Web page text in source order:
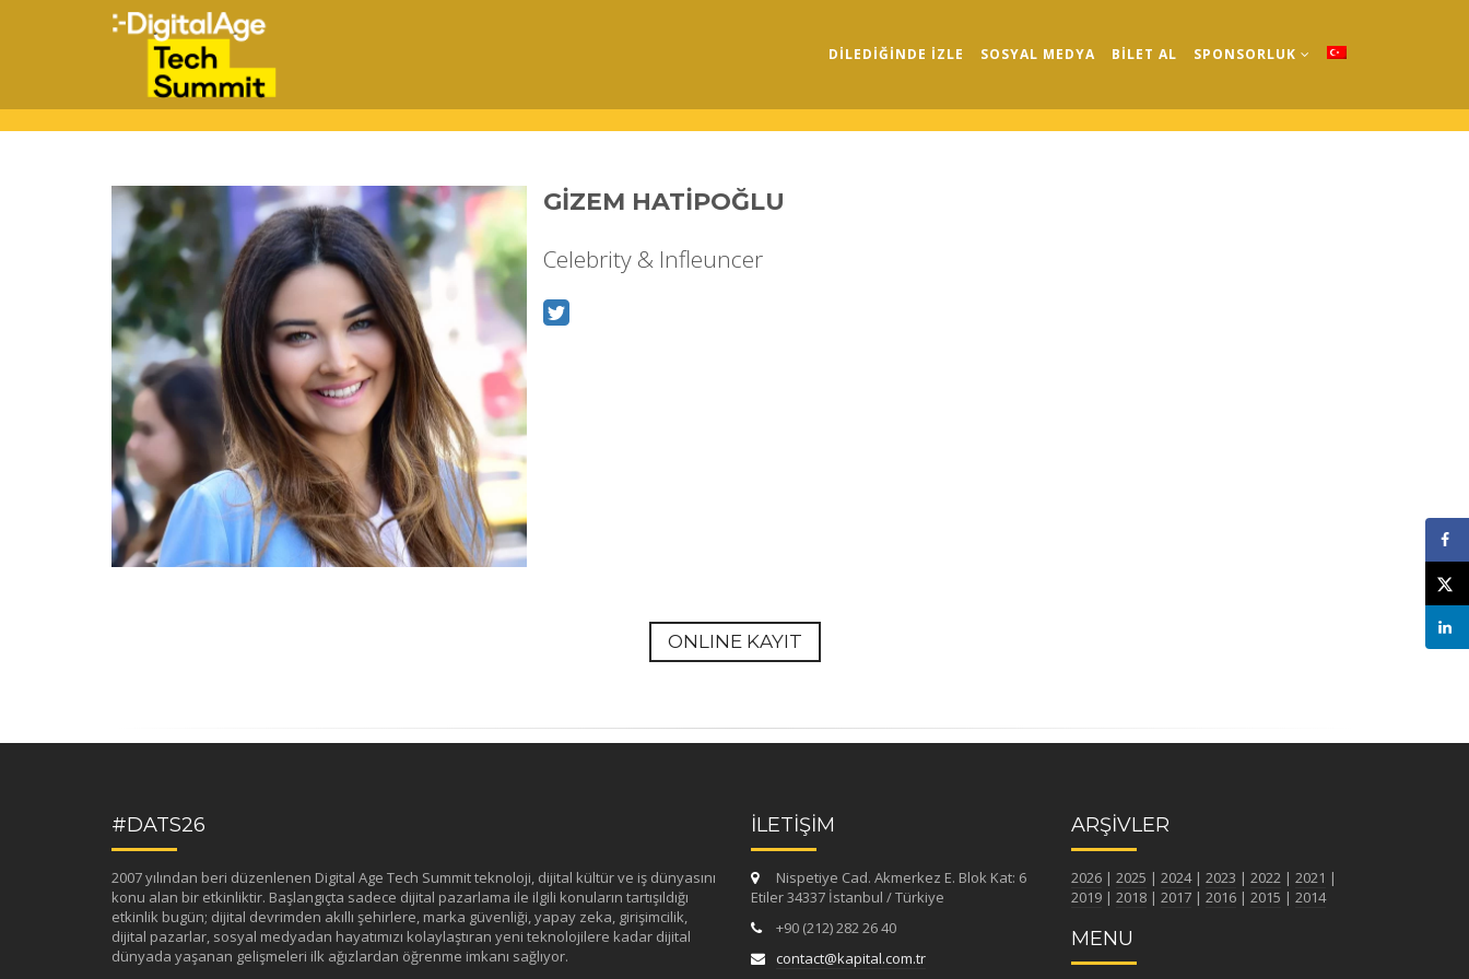
DILEDIĞINDE İZLE SOSYAL MEDYA BİLET AL SPONSORLUK
GİZEM HATİPOĞLU
Celebrity & Infleuncer
ONLINE KAYIT
#DATS26
2007 yılından beri düzenlenen Digital Age Tech Summit teknoloji, dijital kültür ve iş dünyasını
konu alan bir etkinliktir. Başlangıçta sadece dijital pazarlama ile ilgili konuların tartışıldığı
etkinlik bugün; dijital devrimden akıllı şehirlere, marka güvenliği, yapay zeka, girişimcilik,
dijital pazarlar, sosyal medyadan hayatımızı kolaylaştıran yeni teknolojilere kadar dijital
dünyada yaşanan gelişmeleri ilk ağızlardan öğrenme imkanı sağlıyor.
İLETİŞİM
Nispetiye Cad. Akmerkez E. Blok Kat: 6
Etiler 34337 İstanbul / Türkiye
+90 (212) 282 26 40
contact@kapital.com.tr
ARŞİVLER
2026| 2025 | 2024| 2023 | 2022| 2021 |
2019| 2018| 2017| 2016| 2015 | 2014
MENU